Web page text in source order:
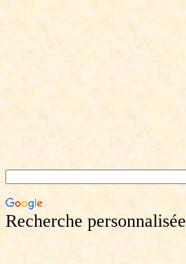
Recherche personnalisée